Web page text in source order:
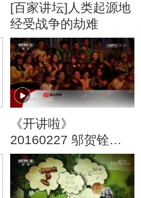
[百家讲坛]人类起源地
经受战争的劫难
《开讲啦》
20160227 邬贺铨：
互联网改变了我们什
么？